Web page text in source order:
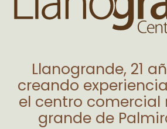
Llanogrande, 21
creando
el centro comercial
grande de